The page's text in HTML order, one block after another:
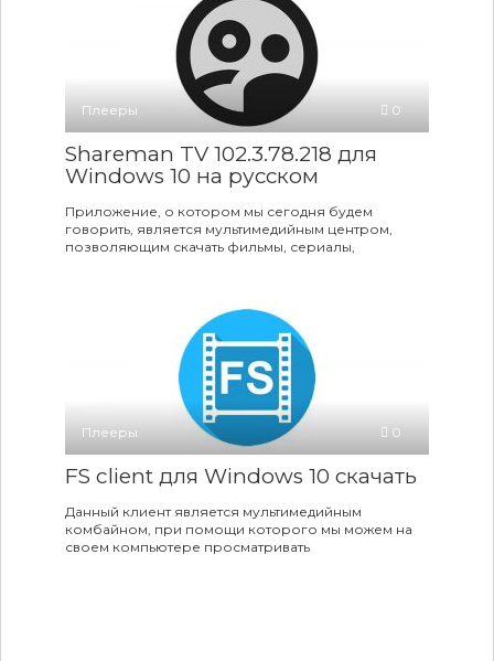
Плееры 0
Shareman TV 102.3.78.218 для
Windows 10 на русском
Приложение, о котором мы сегодня будем
говорить, является мультимедийным центром,
позволяющим скачать фильмы, сериалы,
Плееры 0
FS client для Windows 10 скачать
Данный клиент является мультимедийным
комбайном, при помощи которого мы можем на
своем компьютере просматривать